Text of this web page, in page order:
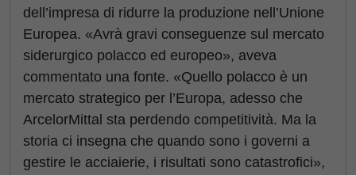
dell’impresa di ridurre la produzione nell’Unione
Europea. «Avrà gravi conseguenze sul mercato
siderurgico polacco ed europeo», aveva
commentato una fonte. «Quello polacco è un
mercato strategico per l’Europa, adesso che
ArcelorMittal sta perdendo competitività. Ma la
storia ci insegna che quando sono i governi a
gestire le acciaierie, i risultati sono catastrofici»,